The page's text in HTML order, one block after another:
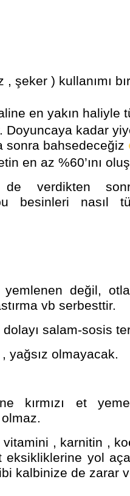
şeker ) kullanımı
en yakın haliyle
Doyuncaya kadar
sonra bahsedeceğiz
en az %60’ını
de verdikten
besinleri nasıl
yemlenen değil,
vb serbesttir.
dolayı salam-sosis
yağsız olmayacak.
kırmızı et
, karnitin ,
eksikliklerine yol
kalbinize de zarar